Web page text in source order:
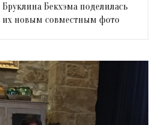
Бруклина Бекхэма поделилась
их новым совместным фото